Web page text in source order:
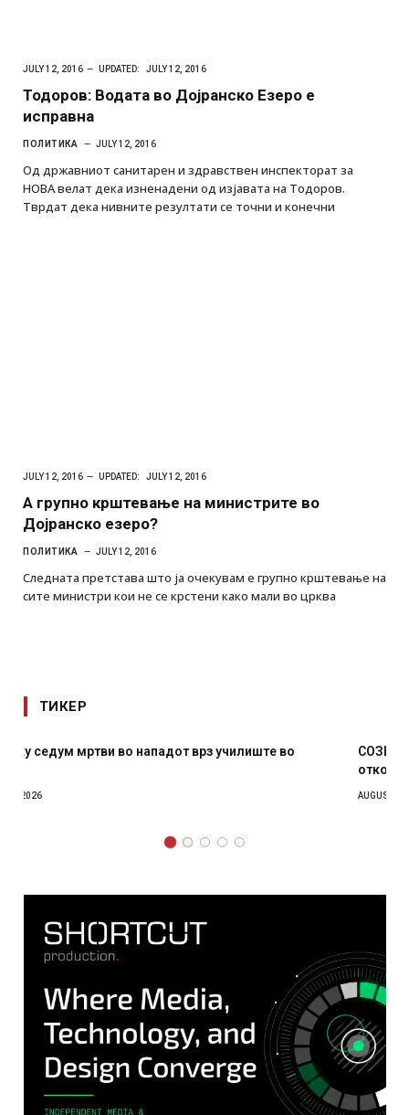
JULY 12, 2016 UPDATED: JULY 12, 2016
Тодоров: Водата во Дојранско Езеро е
исправна
ПОЛИТИКА JULY 12, 2016
Од државниот санитарен и здравствен инспекторат за
НОВА велат дека изненадени од изјавата на Тодоров.
Тврдат дека нивните резултати се точни и конечни
JULY 12, 2016 UPDATED: JULY 12, 2016
А групно крштевање на министрите во
Дојранско езеро?
ПОЛИТИКА JULY 12, 2016
Следната претстава што ја очекувам е групно крштевање на
сите министри кои не се крстени како мали во црква
ТИКЕР
СОЗИС: Украинците повеќе им веруваат на генералите
AUGUST 7, 2026